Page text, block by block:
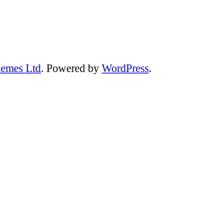
Ltd. Powered by WordPress.